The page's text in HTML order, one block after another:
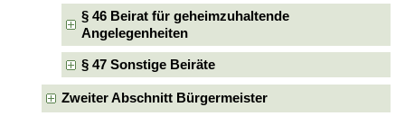
§ 46 Beirat für geheimzuhaltende
Angelegenheiten
§ 47 Sonstige Beiräte
Zweiter Abschnitt Bürgermeister